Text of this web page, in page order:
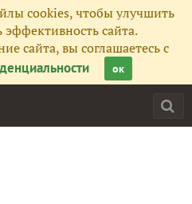
cookies, чтобы улучшить
сайта.
сайта, вы соглашаетесь с
ок